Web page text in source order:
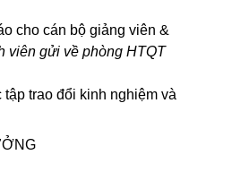
cho cán bộ giảng viên &
viên gửi về phòng HTQT
trao đổi kinh nghiệm và